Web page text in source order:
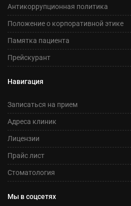
Антикоррупционная политика
Положение о корпоративной этике
Памятка пациента
Прейскурант
Навигация
Записаться на прием
Адреса клиник
Лицензии
Прайс лист
Стоматология
Мы в соцсетях